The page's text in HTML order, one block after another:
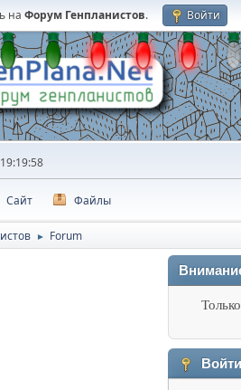
на Форум Генпланистов. Войти
Сайт Файлы
► Forum
Войти